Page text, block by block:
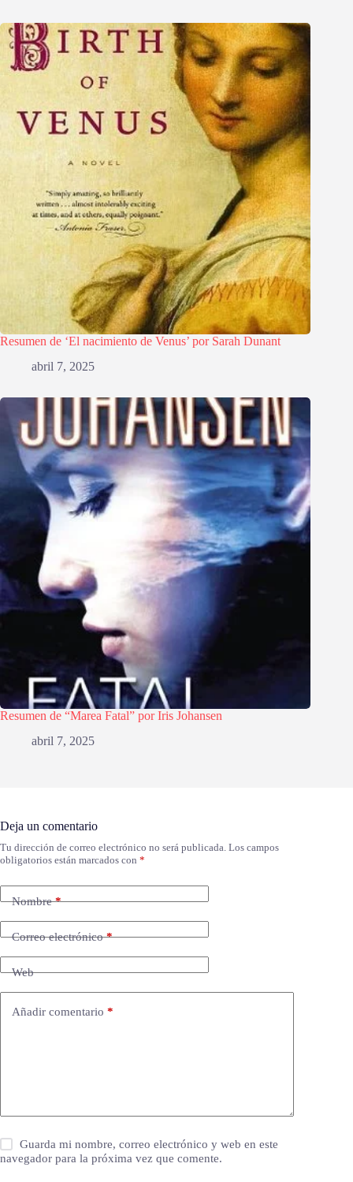
Resumen de ‘El nacimiento de Venus’ por Sarah Dunant
abril 7, 2025
Resumen de “Marea Fatal” por Iris Johansen
abril 7, 2025
Deja un comentario
Tu dirección de correo electrónico no será publicada. Los campos
obligatorios están marcados con *
Nombre*
Correo electrónico*
Web
Añadir comentario *
Guarda mi nombre, correo electrónico y web en este
navegador para la próxima vez que comente.